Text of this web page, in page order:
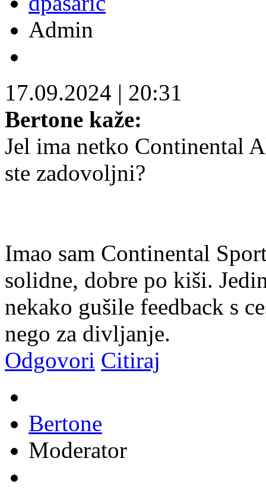
Admin
17.09.2024 | 20:31
Bertone kaže:
Jel ima netko Continental
ste zadovoljni?
Imao sam Continental
solidne, dobre po kiši.
nekako gušile feedback s
nego za divljanje.
Odgovori Citiraj
Bertone
Moderator